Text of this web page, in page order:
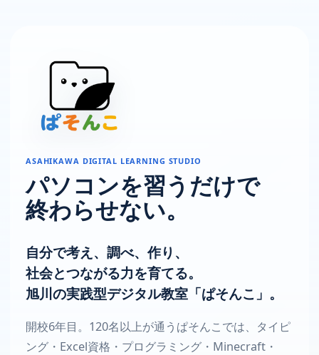
ASAHIKAWA DIGITAL LEARNING STUDIO
パソコンを習うだけで
終わらせない。
自分で考え、調べ、作り、
社会とつながる力を育てる。
旭川の実践型デジタル教室「ぱそんこ」。
開校6年目。120名以上が通うぱそんこでは、タイピ
ング・Excel資格・プログラミング・Minecraft・